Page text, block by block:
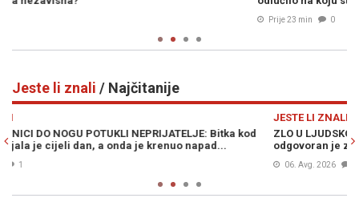
Jeste li znali / Najčitanije
JESTE LI ZNALI
ZLO U LJUDSKOM OBLIKU: Naređivao je jeziva ubistva i mučenja,
odgovoran je za genocid, a posebno su na meti bili muslimani…